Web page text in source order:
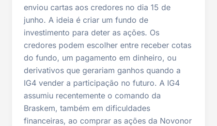
enviou cartas aos credores no dia 15 de
junho. A ideia é criar um fundo de
investimento para deter as ações. Os
credores podem escolher entre receber cotas
do fundo, um pagamento em dinheiro, ou
derivativos que gerariam ganhos quando a
IG4 vender a participação no futuro. A IG4
assumiu recentemente o comando da
Braskem, também em dificuldades
financeiras, ao comprar as ações da Novonor